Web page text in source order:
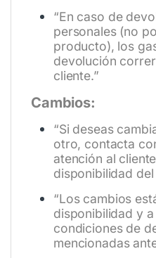
“En caso de
personales (no
producto), los
devolución
cliente.”
Cambios:
“Si deseas
otro, contacta
atención al
disponibilidad
“Los cambios
disponibilidad y a
condiciones de
mencionadas